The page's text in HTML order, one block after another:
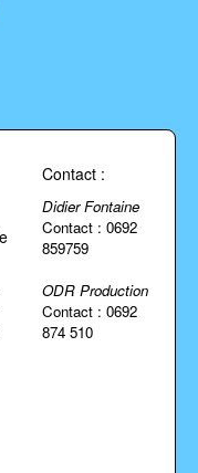
Contact :
Didier Fontaine
Contact : 0692
859759
ODR Production
Contact : 0692
874 510